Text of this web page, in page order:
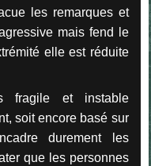
les remarques et
mais fend le
elle est réduite
fragile et instable
soit encore basé sur
durement les
que les personnes